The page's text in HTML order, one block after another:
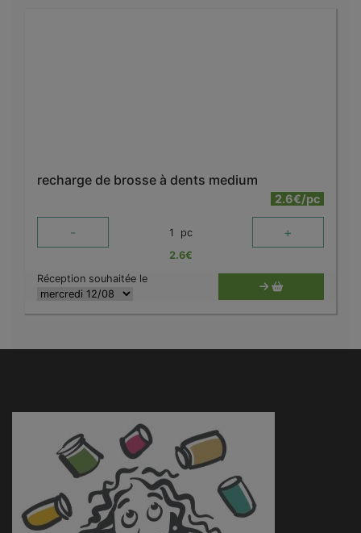
recharge de brosse à dents medium
2.6€/pc
- 1 pc +
2.6€
Réception souhaitée le